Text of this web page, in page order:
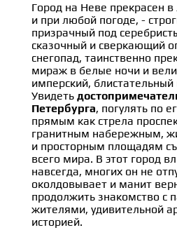
Город на Неве прекрасен
и при любой погоде, -
призрачный под
сказочный и сверкающий
снегопад, таинственно
мираж в белые ночи и
имперский, блистательный
Увидеть
Петербурга, погулять по
прямым как стрела
гранитным набережным,
и просторным площадям
всего мира. В этот город
навсегда, многих он не
околдовывает и манит
продолжить знакомство с
жителями, удивительной
историей.